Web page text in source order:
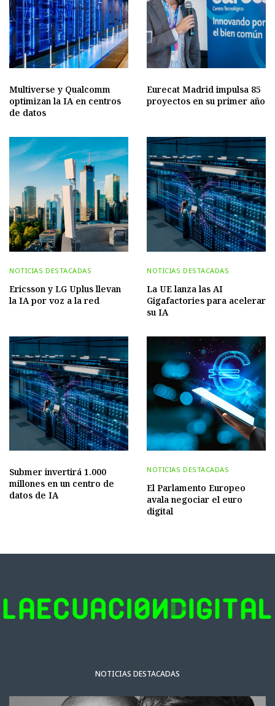
Multiverse y Qualcomm
optimizan la IA en centros
de datos
Eurecat Madrid impulsa 85
proyectos en su primer año
NOTICIAS DESTACADAS
Ericsson y LG Uplus llevan
la IA por voz a la red
NOTICIAS DESTACADAS
La UE lanza las AI
Gigafactories para acelerar
su IA
Submer invertirá 1.000
millones en un centro de
datos de IA
NOTICIAS DESTACADAS
El Parlamento Europeo
avala negociar el euro
digital
NOTICIAS DESTACADAS